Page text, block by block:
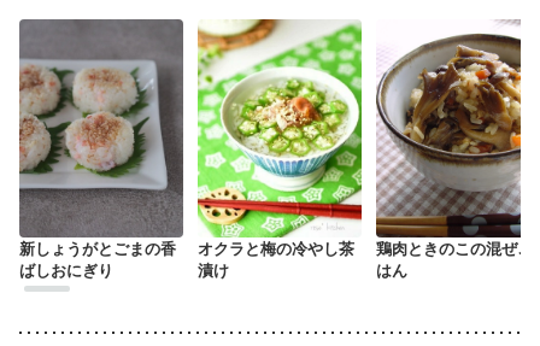
新しょうがとごまの香
ばしおにぎり
オクラと梅の冷やし茶
漬け
鶏肉ときのこの混ぜご
はん